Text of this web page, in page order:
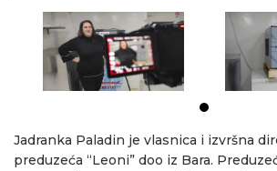
Jadranka Paladin je vlasnica i izvršna
preduzeća “Leoni” doo iz Bara.